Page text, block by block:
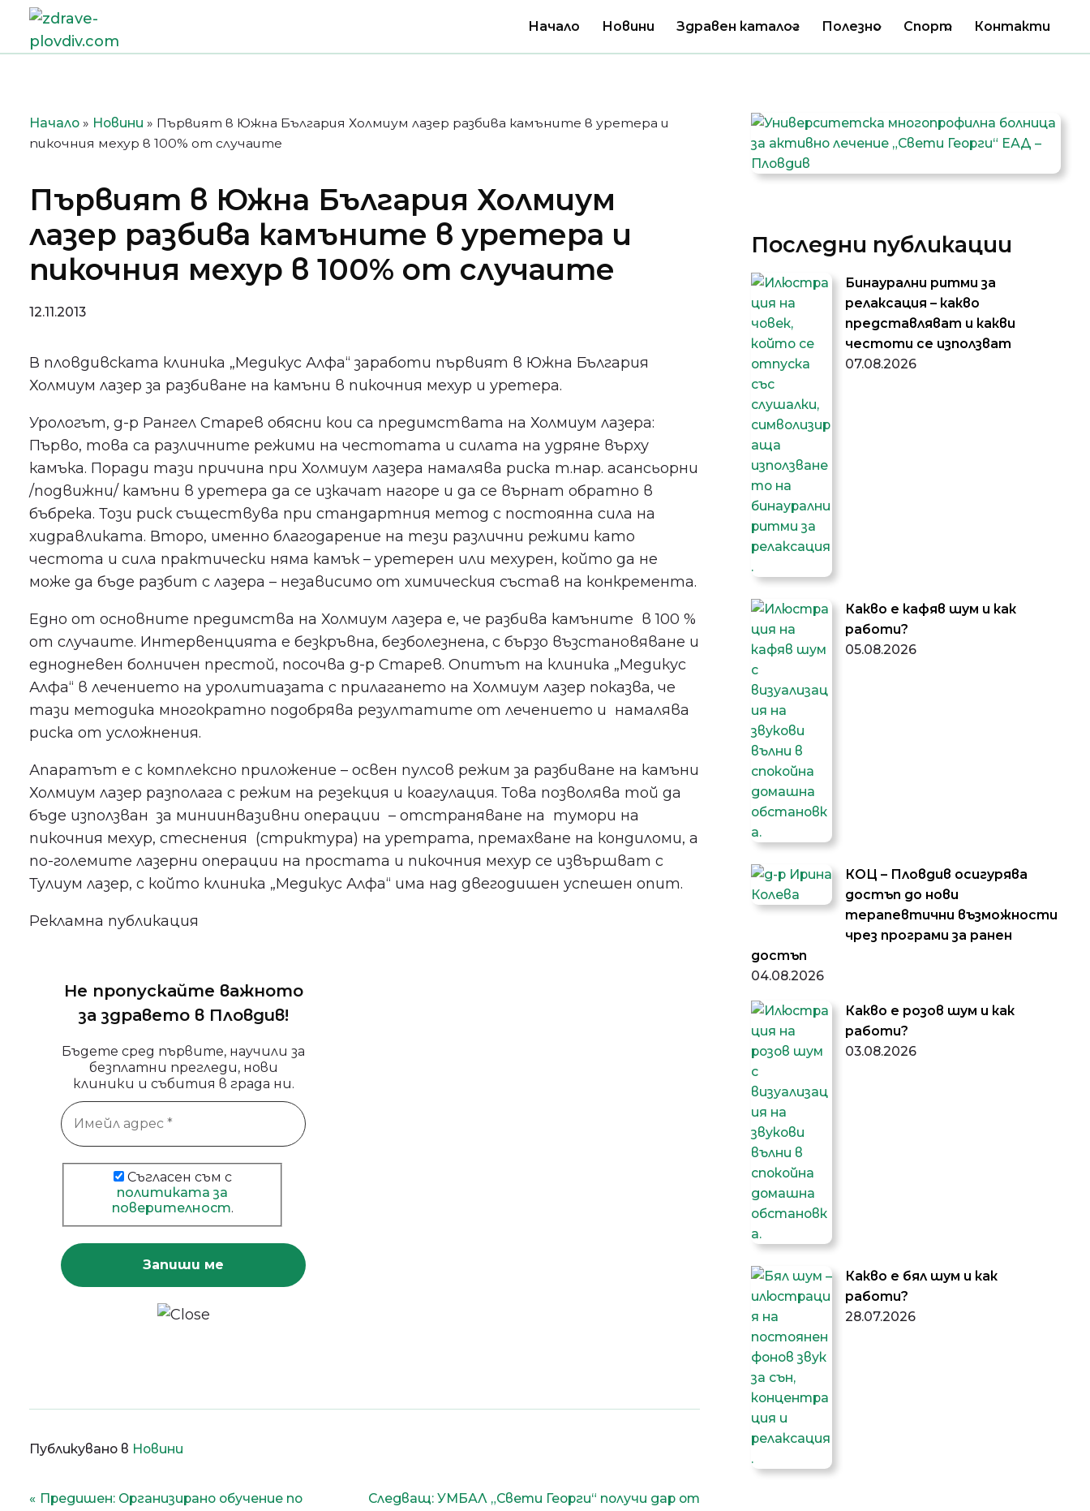
Преминете
съдържанието
Начало Новини Здравен каталог Полезно Спорт Контакти
Начало » Новини » Първият в Южна България Холмиум лазер разбива камъните в уретера и
пикочния мехур в 100% от случаите
Първият в Южна България Холмиум
лазер разбива камъните в уретера и
пикочния мехур в 100% от случаите
12.11.2013
В пловдивската клиника „Медикус Алфа“ заработи първият в Южна България
Холмиум лазер за разбиване на камъни в пикочния мехур и уретера.
Урологът, д-р Рангел Старев обясни кои са предимствата на Холмиум лазера:
Първо, това са различните режими на честотата и силата на удряне върху
камъка. Поради тази причина при Холмиум лазера намалява риска т.нар. асансьорни
/подвижни/ камъни в уретера да се изкачат нагоре и да се върнат обратно в
бъбрека. Този риск съществува при стандартния метод с постоянна сила на
хидравликата. Второ, именно благодарение на тези различни режими като
честота и сила практически няма камък – уретерен или мехурен, който да не
може да бъде разбит с лазера – независимо от химическия състав на конкремента.
Едно от основните предимства на Холмиум лазера е, че разбива камъните в 100 %
от случаите. Интервенцията е безкръвна, безболезнена, с бързо възстановяване и
еднодневен болничен престой, посочва д-р Старев. Опитът на клиника „Медикус
Алфа“ в лечението на уролитиазата с прилагането на Холмиум лазер показва, че
тази методика многократно подобрява резултатите от лечението и намалява
риска от усложнения.
Апаратът е с комплексно приложение – освен пулсов режим за разбиване на камъни
Холмиум лазер разполага с режим на резекция и коагулация. Това позволява той да
бъде използван за миниинвазивни операции – отстраняване на тумори на
пикочния мехур, стеснения (стриктура) на уретрата, премахване на кондиломи, а
по-големите лазерни операции на простата и пикочния мехур се извършват с
Тулиум лазер, с който клиника „Медикус Алфа“ има над двегодишен успешен опит.
Рекламна публикация
Не пропускайте важното
за здравето в Пловдив!
Бъдете сред първите, научили за
безплатни прегледи, нови
клиники и събития в града ни.
Съгласен съм с
политиката за
поверителност.
Публикувано в Новини
Навигация
Предишен: Организирано обучение по
Следващ: УМБАЛ „Свети Георги“ получи дар от
Последни публикации
Бинаурални ритми за
релаксация – какво
представляват и какви
честоти се използват
07.08.2026
Какво е кафяв шум и как
работи?
05.08.2026
КОЦ – Пловдив осигурява
достъп до нови
терапевтични възможности
чрез програми за ранен
достъп
04.08.2026
Какво е розов шум и как
работи?
03.08.2026
Какво е бял шум и как
работи?
28.07.2026